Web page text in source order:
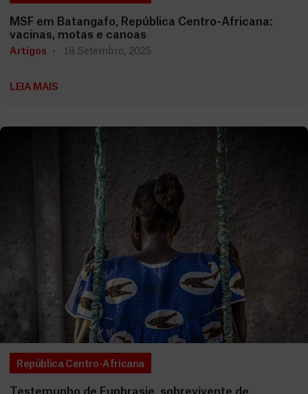
MSF em Batangafo, República Centro-Africana:
vacinas, motas e canoas
Artigos 18 Setembro, 2025
LEIA MAIS
República Centro-Africana